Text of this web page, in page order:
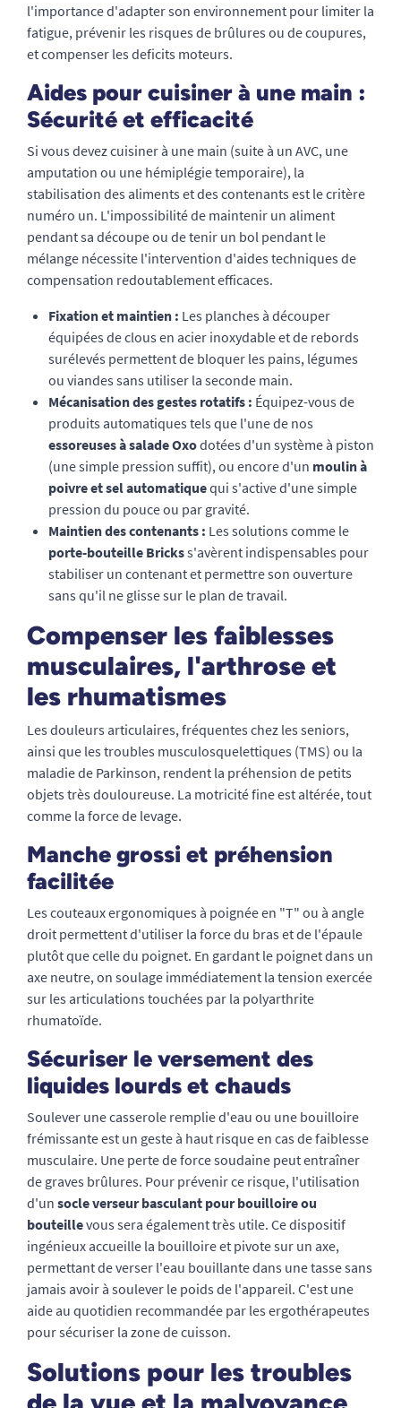
l'importance d'adapter son environnement pour limiter la
fatigue, prévenir les risques de brûlures ou de coupures,
et compenser les deficits moteurs.
Aides pour cuisiner à une main :
Sécurité et efficacité
Si vous devez cuisiner à une main (suite à un AVC, une
amputation ou une hémiplégie temporaire), la
stabilisation des aliments et des contenants est le critère
numéro un. L'impossibilité de maintenir un aliment
pendant sa découpe ou de tenir un bol pendant le
mélange nécessite l'intervention d'aides techniques de
compensation redoutablement efficaces.
Fixation et maintien : Les planches à découper
équipées de clous en acier inoxydable et de rebords
surélevés permettent de bloquer les pains, légumes
ou viandes sans utiliser la seconde main.
Mécanisation des gestes rotatifs : Équipez-vous de
produits automatiques tels que l'une de nos
essoreuses à salade Oxodotées d'un système à piston
(une simple pression suffit), ou encore d'un moulin à
poivre et sel automatiquequi s'active d'une simple
pression du pouce ou par gravité.
Maintien des contenants : Les solutions comme le
porte-bouteille Brickss'avèrent indispensables pour
stabiliser un contenant et permettre son ouverture
sans qu'il ne glisse sur le plan de travail.
Compenser les faiblesses
musculaires, l'arthrose et
les rhumatismes
Les douleurs articulaires, fréquentes chez les seniors,
ainsi que les troubles musculosquelettiques (TMS) ou la
maladie de Parkinson, rendent la préhension de petits
objets très douloureuse. La motricité fine est altérée, tout
comme la force de levage.
Manche grossi et préhension
facilitée
Les couteaux ergonomiques à poignée en "T" ou à angle
droit permettent d'utiliser la force du bras et de l'épaule
plutôt que celle du poignet. En gardant le poignet dans un
axe neutre, on soulage immédiatement la tension exercée
sur les articulations touchées par la polyarthrite
rhumatoïde.
Sécuriser le versement des
liquides lourds et chauds
Soulever une casserole remplie d'eau ou une bouilloire
frémissante est un geste à haut risque en cas de faiblesse
musculaire. Une perte de force soudaine peut entraîner
de graves brûlures. Pour prévenir ce risque, l'utilisation
d'un socle verseur basculant pour bouilloire ou
bouteillevous sera également très utile. Ce dispositif
ingénieux accueille la bouilloire et pivote sur un axe,
permettant de verser l'eau bouillante dans une tasse sans
jamais avoir à soulever le poids de l'appareil. C'est une
aide au quotidien recommandée par les ergothérapeutes
pour sécuriser la zone de cuisson.
Solutions pour les troubles